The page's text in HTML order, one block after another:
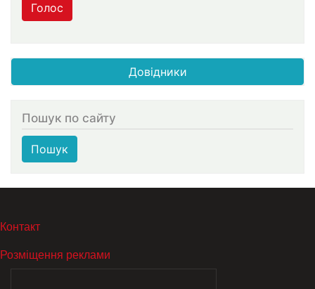
Голос
Довідники
Пошук по сайту
Пошук
МЕНЮ В ПОДВАЛЕ
Контакт
Розміщення реклами